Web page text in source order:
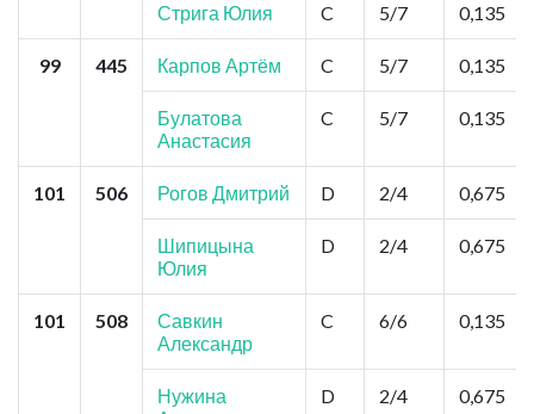
Стрига Юлия C 5/7 0,135
99 445 Карпов Артём C 5/7 0,135
Булатова
Анастасия
C 5/7 0,135
101 506 Рогов Дмитрий D 2/4 0,675
Шипицына
Юлия
D 2/4 0,675
101 508
Савкин
Александр
C 6/6 0,135
Нужина
D 2/4 0,675